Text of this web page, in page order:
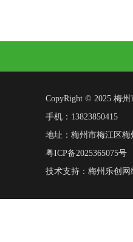
CopyRight © 2025 梅
手机：13823850415
地址：梅州市梅江区梅
粤ICP备2025365075号
技术支持： 梅州乐创网